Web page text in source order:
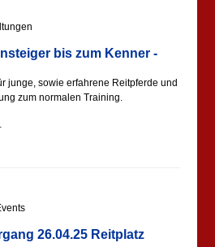
bis zum Kenner -
junge, sowie erfahrene Reitpferde und
zum normalen Training.
26.04.25 Reitplatz